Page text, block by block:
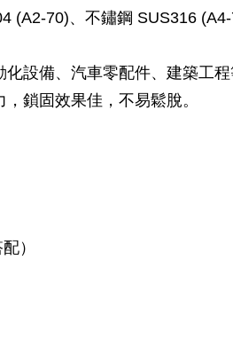
(A2-70)、不鏽鋼 SUS316
設備、汽車零配件、建築工程
鎖固效果佳，不易鬆脫。
）